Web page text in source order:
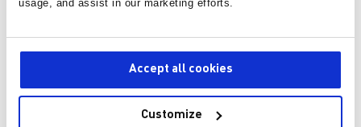
usage, and assist in our marketing efforts.
Accept all cookies
Customize
有货